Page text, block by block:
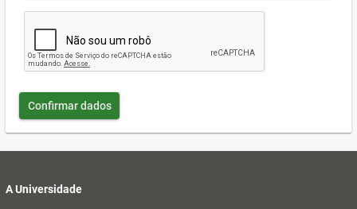
Confirmar dados
A Universidade